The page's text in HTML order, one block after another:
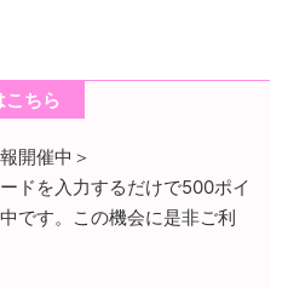
こちら
開催中＞
ドを入力するだけで500ポイ
です。この機会に是非ご利